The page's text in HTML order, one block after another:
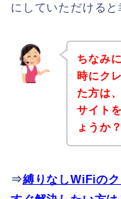
にしていただけると
ちなみ
時にク
た方は
サイト
ょうか？
⇒縛りなしWiFiの